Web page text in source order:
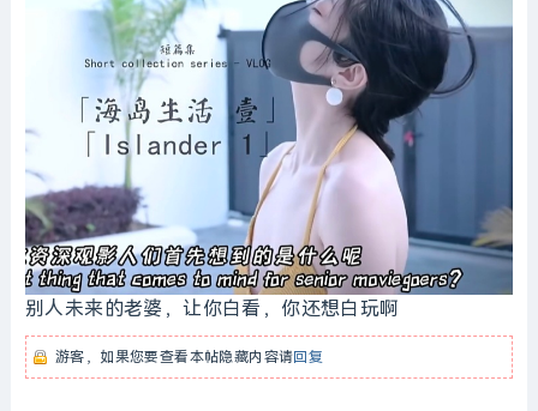
别人未来的老婆，让你白看，你还想白玩啊
游客，如果您要查看本帖隐藏内容请回复